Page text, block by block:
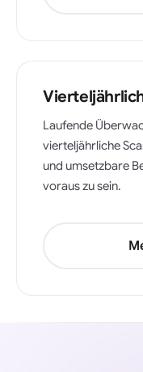
Laufende
vierteljährliche
und umsetzbare
voraus zu sein.